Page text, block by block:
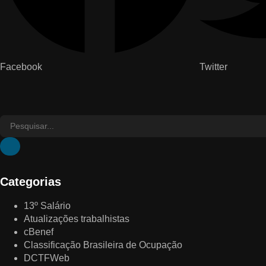
Facebook Twitter
Categorias
13º Salário
Atualizações trabalhistas
cBenef
Classificação Brasileira de Ocupação
DCTFWeb